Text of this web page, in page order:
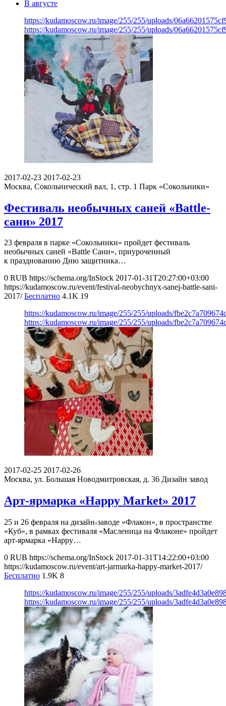
В августе
https://kudamoscow.ru/image/255/255/uploads/
https://kudamoscow.ru/image/255/255/uploads/
2017-02-23 2017-02-23
Москва, Сокольнический вал, 1, стр. 1 Парк «Сокольники»
Фестиваль необычных саней «Battle-
сани» 2017
23 февраля в парке «Сокольники» пройдет фестиваль
необычных саней «Battle Сани», приуроченный
к празднованию Дню защитника…
0 RUB https://schema.org/InStock 2017-01-31T20:27:00+03:00
https://kudamoscow.ru/event/festival-neobychnyx-sanej-battle-sani-
2017/ Бесплатно 4.1K 19
https://kudamoscow.ru/image/255/255/uploads/
https://kudamoscow.ru/image/255/255/uploads/
2017-02-25 2017-02-26
Москва, ул. Большая Новодмитровская, д. 36 Дизайн завод
Арт-ярмарка «Happy Market» 2017
25 и 26 февраля на дизайн-заводе «Флакон», в пространстве
«Куб», в рамках фестиваля «Масленица на Флаконе» пройдет
арт-ярмарка «Happy…
0 RUB https://schema.org/InStock 2017-01-31T14:22:00+03:00
https://kudamoscow.ru/event/art-jarmarka-happy-market-2017/
Бесплатно 1.9K 8
https://kudamoscow.ru/image/255/255/uploads/
https://kudamoscow.ru/image/255/255/uploads/